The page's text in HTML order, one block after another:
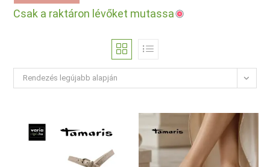
Csak a raktáron lévőket mutassa
Rendezés legújabb alapján